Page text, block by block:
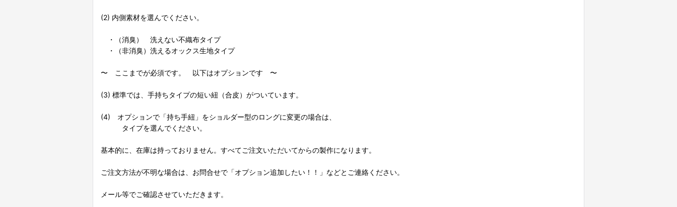
(2) 内側素材を選んでください。
・（消臭） 洗えない不織布タイプ
・（非消臭）洗えるオックス生地タイプ
〜 ここまでが必須です。 以下はオプションです 〜
(3) 標準では、手持ちタイプの短い紐（合皮）がついています。
(4) オプションで「持ち手紐」をショルダー型のロングに変更の場合は、
タイプを選んでください。
基本的に、在庫は持っておりません。すべてご注文いただいてからの製作になります。
ご注文方法が不明な場合は、お問合せで「オプション追加したい！！」などとご連絡ください。
メール等でご確認させていただきます。